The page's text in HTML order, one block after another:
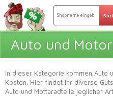
Auto und
In dieser Kategorie kommen Auto
Kosten. Hier findet ihr diverse
Auto und Mottaradteile jeglicher